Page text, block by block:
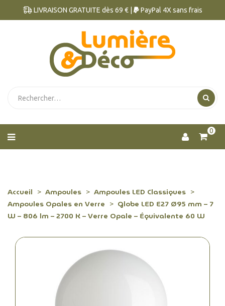
LIVRAISON GRATUITE dès 69 € | PayPal 4X sans frais
0
Accueil Ampoules
Ampoules LED Classiques
Ampoules Opales en Verre
Globe LED E27 Ø95 mm – 7
W – 806 lm – 2700 K – Verre Opale – Équivalente 60 W